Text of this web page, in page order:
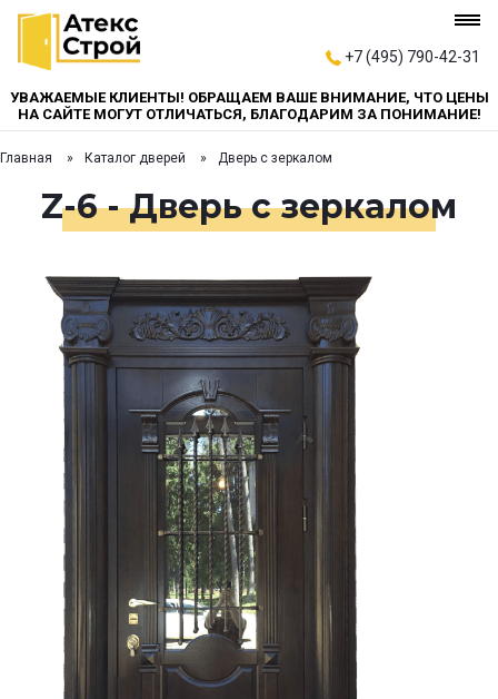
+7 (495) 790-42-31
УВАЖАЕМЫЕ КЛИЕНТЫ! ОБРАЩАЕМ ВАШЕ ВНИМАНИЕ, ЧТО ЦЕНЫ
НА САЙТЕ МОГУТ ОТЛИЧАТЬСЯ, БЛАГОДАРИМ ЗА ПОНИМАНИЕ!
Главная Каталог дверей Дверь с зеркалом
Z-6 - Дверь с зеркалом